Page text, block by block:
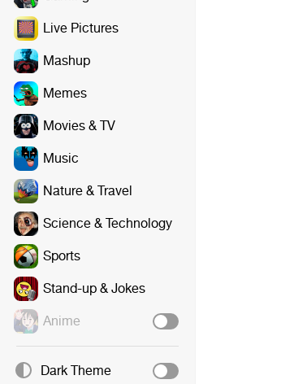
Live Pictures
Mashup
Memes
Movies & TV
Music
Nature & Travel
Science & Technology
Sports
Stand-up & Jokes
Anime
Dark Theme